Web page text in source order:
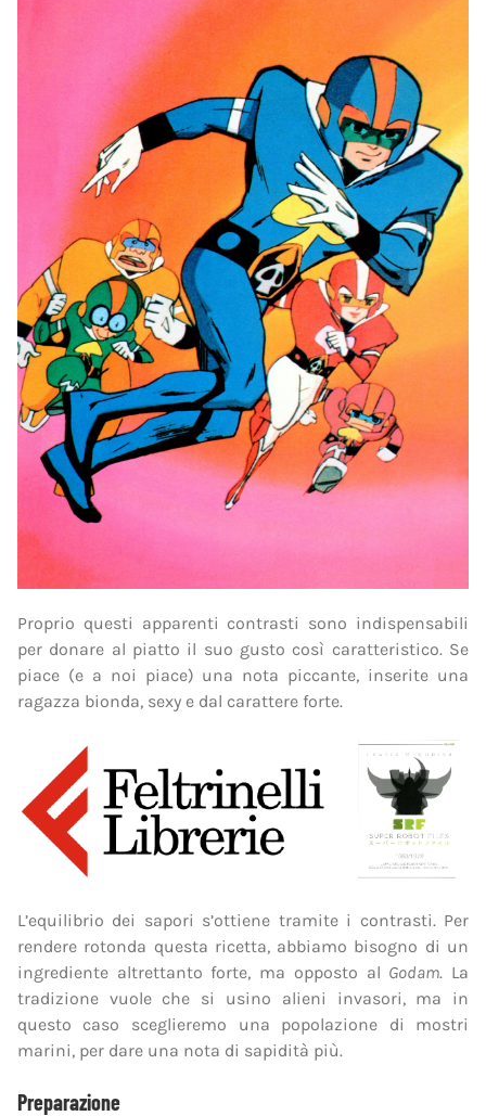
Proprio questi apparenti contrasti sono indispensabili
per donare al piatto il suo gusto così caratteristico. Se
piace (e a noi piace) una nota piccante, inserite una
ragazza bionda, sexy e dal carattere forte.
L’equilibrio dei sapori s’ottiene tramite i contrasti. Per
rendere rotonda questa ricetta, abbiamo bisogno di un
ingrediente altrettanto forte, ma opposto al Godam. La
tradizione vuole che si usino alieni invasori, ma in
questo caso sceglieremo una popolazione di mostri
marini, per dare una nota di sapidità più.
Preparazione